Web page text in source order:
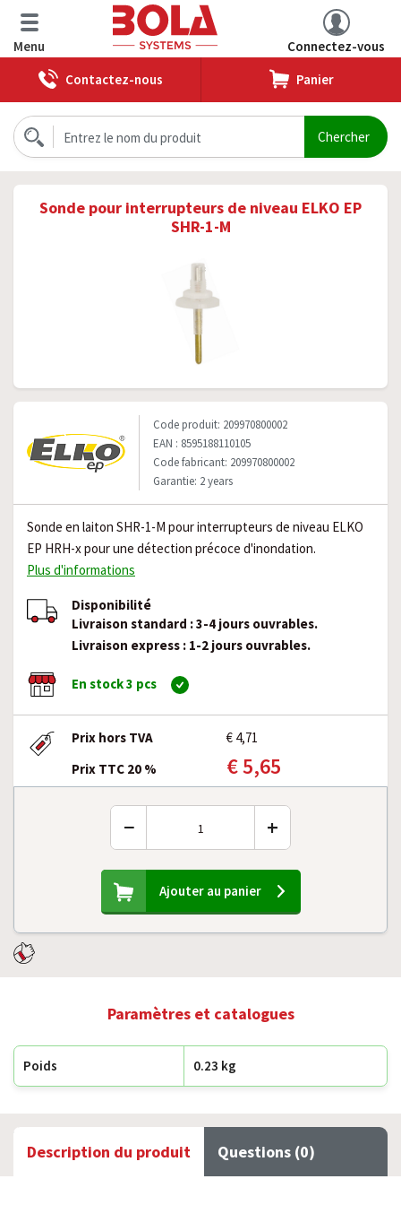
Menu
Connectez-vous
Contactez-nous
Panier
Sonde pour interrupteurs de niveau ELKO EP
SHR-1-M
Code produit: 209970800002
EAN : 8595188110105
Code fabricant: 209970800002
Garantie: 2 years
Sonde en laiton SHR-1-M pour interrupteurs de niveau ELKO
EP HRH-x pour une détection précoce d'inondation.
Plus d'informations
Disponibilité
Livraison standard : 3-4 jours ouvrables.
Livraison express : 1-2 jours ouvrables.
En stock 3 pcs
Prix hors TVA
€ 4,71
Prix TTC 20 %
€ 5,65
− +
Ajouter au panier
Paramètres et catalogues
Poids 0.23 kg
Description du produit Questions (0)